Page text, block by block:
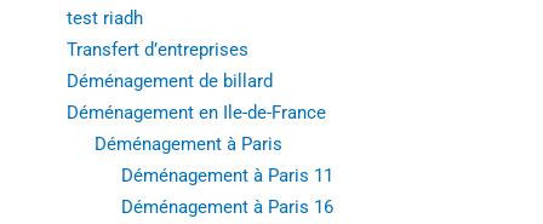
test riadh
Transfert d’entreprises
Déménagement de billard
Déménagement en Ile-de-France
Déménagement à Paris
Déménagement à Paris 11
Déménagement à Paris 16